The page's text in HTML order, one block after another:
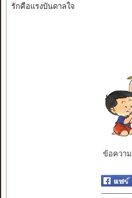
รักคือแรงบันดาลใจ
ข้อควา